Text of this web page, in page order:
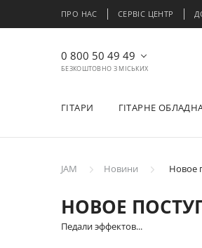
ПРО НАС СЕРВІС ЦЕНТР
0 800 50 49 49
БЕЗКОШТОВНО З МІСЬКИХ
ГІТАРИ ГІТАРНЕ
JAM Новини Новое
НОВОЕ
Педали эффектов...